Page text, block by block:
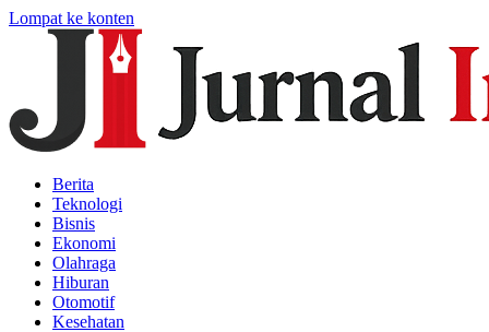
Lompat ke konten
Berita
Teknologi
Bisnis
Ekonomi
Olahraga
Hiburan
Otomotif
Kesehatan